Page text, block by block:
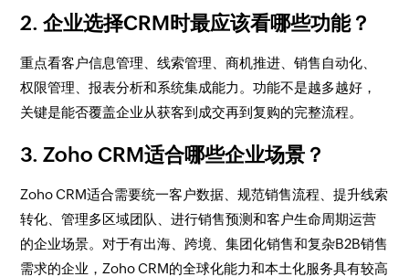
2. 企业选择CRM时最应该看哪些功能？
重点看客户信息管理、线索管理、商机推进、销售自动化、
权限管理、报表分析和系统集成能力。功能不是越多越好，
关键是能否覆盖企业从获客到成交再到复购的完整流程。
3. Zoho CRM适合哪些企业场景？
Zoho CRM适合需要统一客户数据、规范销售流程、提升线索
转化、管理多区域团队、进行销售预测和客户生命周期运营
的企业场景。对于有出海、跨境、集团化销售和复杂B2B销售
需求的企业，Zoho CRM的全球化能力和本土化服务具有较高